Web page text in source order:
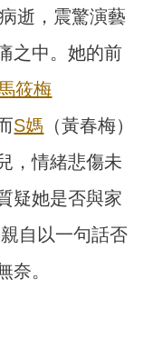
逝，震驚演藝
之中。她的前
筱梅
S媽 （黃春梅）
，情緒悲傷未
疑她是否與家
自以一句話否
奈。